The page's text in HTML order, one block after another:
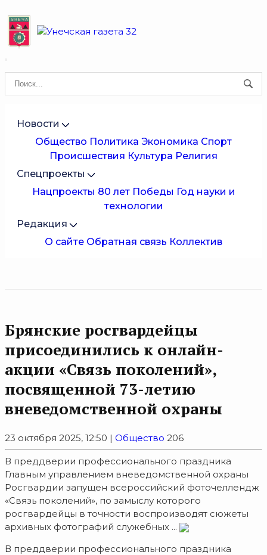
Новости
Общество Политика Экономика Спорт
Происшествия Культура Религия
Спецпроекты
Нацпроекты 80 лет Победы Год науки и
технологии
Редакция
О сайте Обратная связь Коллектив
Брянские росгвардейцы
присоединились к онлайн-
акции «Связь поколений»,
посвященной 73-летию
вневедомственной охраны
23 октября 2025, 12:50 | Общество 206
В преддверии профессионального праздника
Главным управлением вневедомственной охраны
Росгвардии запущен всероссийский фоточеллендж
«Связь поколений», по замыслу которого
росгвардейцы в точности воспроизводят сюжеты
архивных фотографий служебных ...
В преддверии профессионального праздника